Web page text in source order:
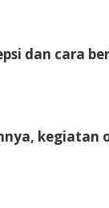
dan cara
kegiatan